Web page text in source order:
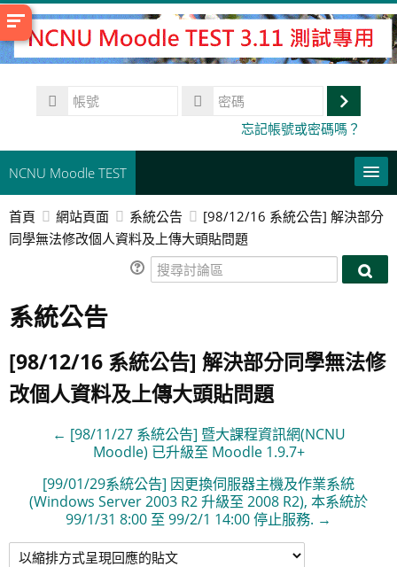
跳
至
主
登
忘記帳號或密碼嗎？
NCNU Moodle TEST
常用連結
程
首頁 網站頁面 系統公告
[98/12/16 系統公告] 解決部分
同學無法修改個人資料及上傳大頭貼問題
搜
搜
區
系統公告
[98/12/16 系統公告] 解決部分同學無法修
改個人資料及上傳大頭貼問題
← [98/11/27 系統公告] 暨大課程資訊網(NCNU
Moodle) 已升級至 Moodle 1.9.7+
[99/01/29系統公告] 因更換伺服器主機及作業系統
(Windows Server 2003 R2 升級至 2008 R2), 本系統於
99/1/31 8:00 至 99/2/1 14:00 停止服務. →